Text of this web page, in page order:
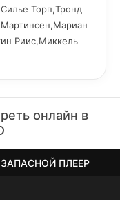
Торп,Тронд
Мартинсен,Мариан
Риис,Миккель
онлайн в
ЗАПАСНОЙ ПЛЕЕР